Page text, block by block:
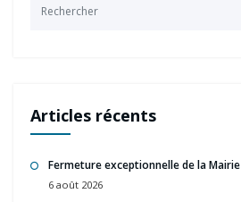
Articles récents
Fermeture exceptionnelle de la Mairie
6 août 2026